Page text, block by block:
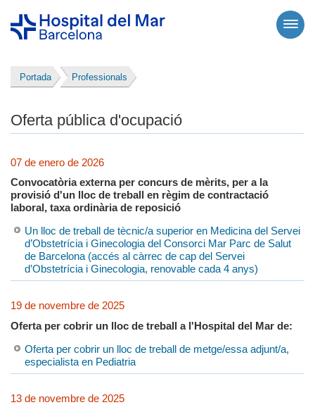
Portada Professionals
Oferta pública d'ocupació
07 de enero de 2026
Convocatòria externa per concurs de mèrits, per a la
provisió d'un lloc de treball en règim de contractació
laboral, taxa ordinària de reposició
Un lloc de treball de tècnic/a superior en Medicina del Servei
d’Obstetrícia i Ginecologia del Consorci Mar Parc de Salut
de Barcelona (accés al càrrec de cap del Servei
d’Obstetrícia i Ginecologia, renovable cada 4 anys)
19 de novembre de 2025
Oferta per cobrir un lloc de treball a l'Hospital del Mar de:
Oferta per cobrir un lloc de treball de metge/essa adjunt/a,
especialista en Pediatria
13 de novembre de 2025